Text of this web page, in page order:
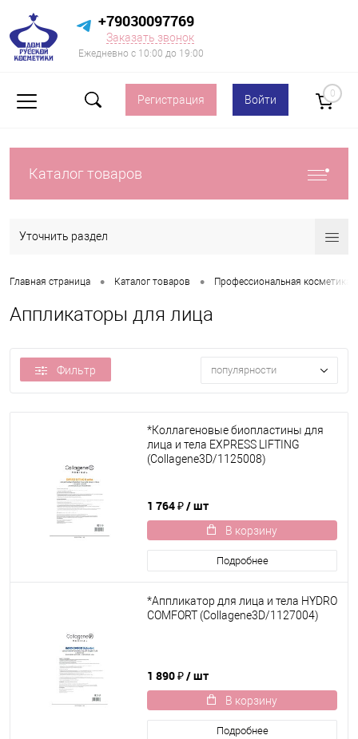
+79030097769
Заказать звонок
Ежедневно с 10:00 до 19:00
Регистрация Войти 0
Каталог товаров
Уточнить раздел
Главная страница • Каталог товаров • Профессиональная косметика
Аппликаторы для лица
Фильтр популярности
*Коллагеновые биопластины для
лица и тела EXPRESS LIFTING
(Collagene3D/1125008)
1 764 ₽/ шт
В корзину
Подробнее
*Аппликатор для лица и тела HYDRO
COMFORT (Collagene3D/1127004)
1 890 ₽/ шт
В корзину
Подробнее